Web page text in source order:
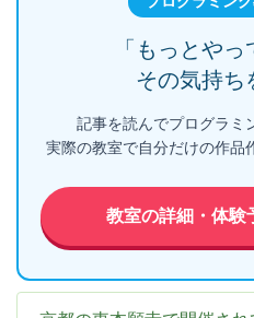
「もっとやっ
その気持ち
記事を読んでプログラミ
実際の教室で自分だけの作品
教室の詳細・体験